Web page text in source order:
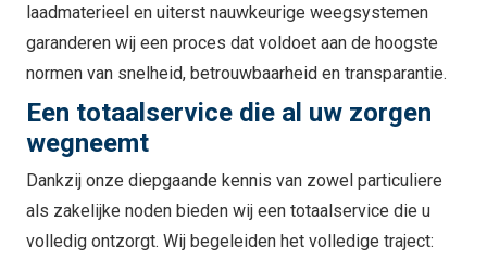
laadmaterieel en uiterst nauwkeurige weegsystemen
garanderen wij een proces dat voldoet aan de hoogste
normen van snelheid, betrouwbaarheid en transparantie.
Een totaalservice die al uw zorgen
wegneemt
Dankzij onze diepgaande kennis van zowel particuliere
als zakelijke noden bieden wij een totaalservice die u
volledig ontzorgt. Wij begeleiden het volledige traject: